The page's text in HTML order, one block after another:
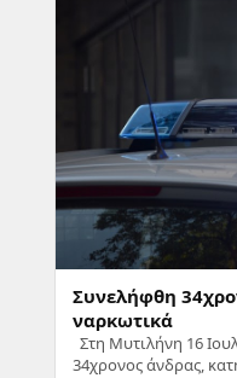
Συνελήφθη
ναρκωτικά
Στη Μυτιλήνη 16
34χρονος άνδρας,